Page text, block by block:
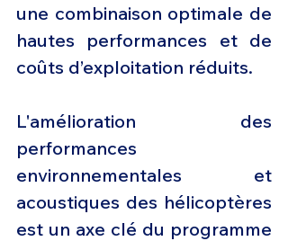
une combinaison optimale de
hautes performances et de
coûts d’exploitation réduits.
L'amélioration des
performances
environnementales et
acoustiques des hélicoptères
est un axe clé du programme